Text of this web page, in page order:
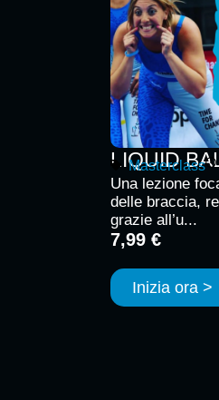
LIQUID
Masterclass
Una lezione
delle braccia,
grazie all’u...
7,99 €
Inizia ora >